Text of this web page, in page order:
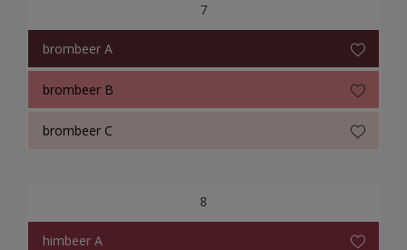
7
brombeer A
brombeer B
brombeer C
8
himbeer A